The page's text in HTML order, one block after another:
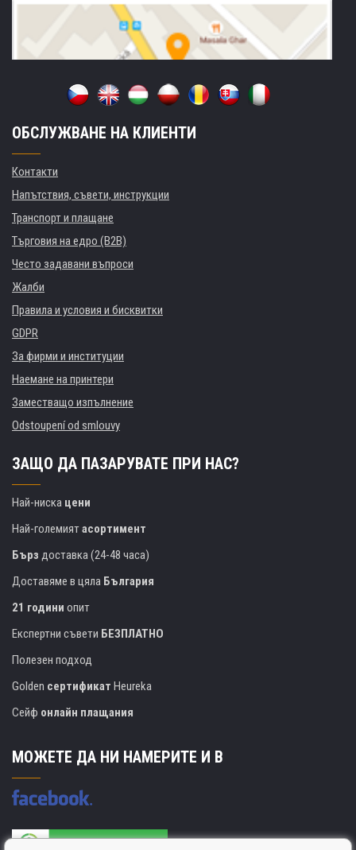
ОБСЛУЖВАНЕ НА КЛИЕНТИ
Контакти
Напътствия, съвети, инструкции
Транспорт и плащане
Търговия на едро (B2B)
Често задавани въпроси
Жалби
Правила и условия и бисквитки
GDPR
За фирми и институции
Наемане на принтери
Заместващо изпълнение
Odstoupení od smlouvy
ЗАЩО ДА ПАЗАРУВАТЕ ПРИ НАС?
Най-ниска цени
Най-големиятасортимент
Бърз доставка (24-48 часа)
Доставяме в цяла България
21 години опит
Експертни съвети БЕЗПЛАТНО
Полезен подход
Golden сертификат Heureka
Сейф онлайн плащания
МОЖЕТЕ ДА НИ НАМЕРИТЕ И В